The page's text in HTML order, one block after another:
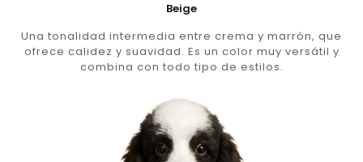
Beige
Una tonalidad intermedia entre crema y marrón, que
ofrece calidez y suavidad. Es un color muy versátil y
combina con todo tipo de estilos.